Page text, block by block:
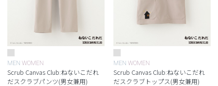
MEN WOMEN
Scrub Canvas Club:ねないこだれ
だスクラブパンツ(男女兼用)
MEN WOMEN
Scrub Canvas Club:ねないこだれ
だスクラブトップス(男女兼用)